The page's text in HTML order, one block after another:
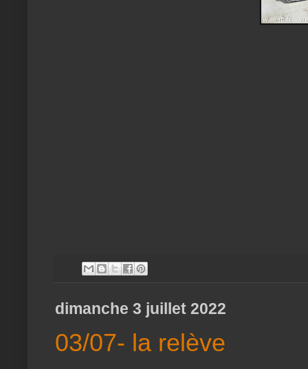
dimanche 3 juillet 2022
03/07- la relève